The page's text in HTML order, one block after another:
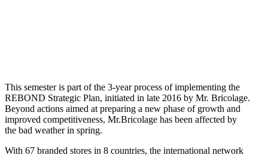
This semester is part of the 3-year process of implementing the
REBOND Strategic Plan, initiated in late 2016 by Mr. Bricolage.
Beyond actions aimed at preparing a new phase of growth and
improved competitiveness, Mr.Bricolage has been affected by
the bad weather in spring.
With 67 branded stores in 8 countries, the international network